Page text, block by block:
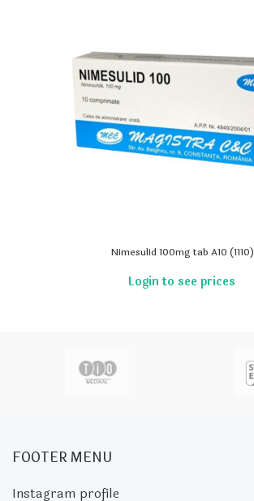
Nimesulid 100mg tab A10 (1110)
FOOTER MENU
Instagram profile